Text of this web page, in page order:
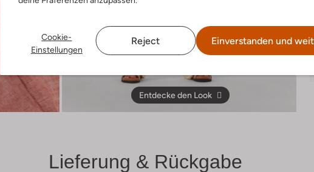
Cookie-
Einstellungen
Reject Einverstanden und
Entdecke den Look
Lieferung & Rückgabe